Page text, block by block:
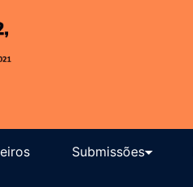
Submissões